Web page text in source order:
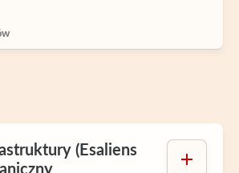
(Esaliens